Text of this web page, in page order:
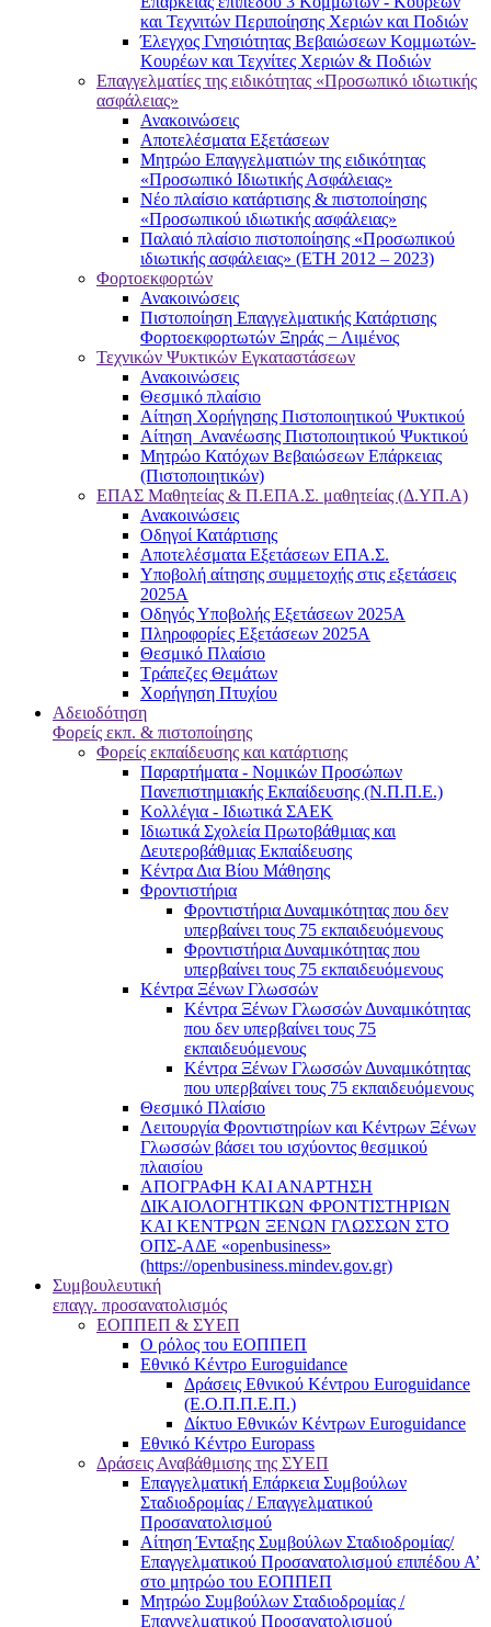
και Τεχνιτών Περιποίησης Χεριών και Ποδιών
Έλεγχος Γνησιότητας Βεβαιώσεων Κομμωτών-
Κουρέων και Τεχνίτες Χεριών & Ποδιών
Επαγγελματίες της ειδικότητας «Προσωπικό ιδιωτικής
ασφάλειας»
Ανακοινώσεις
Αποτελέσματα Εξετάσεων
Μητρώο Επαγγελματιών της ειδικότητας
«Προσωπικό Ιδιωτικής Ασφάλειας»
Νέο πλαίσιο κατάρτισης & πιστοποίησης
«Προσωπικού ιδιωτικής ασφάλειας»
Παλαιό πλαίσιο πιστοποίησης «Προσωπικού
ιδιωτικής ασφάλειας» (ΕΤΗ 2012 – 2023)
Φορτοεκφορτών
Ανακοινώσεις
Πιστοποίηση Επαγγελματικής Κατάρτισης
Φορτοεκφορτωτών Ξηράς − Λιμένος
Τεχνικών Ψυκτικών Εγκαταστάσεων
Ανακοινώσεις
Θεσμικό πλαίσιο
Αίτηση Χορήγησης Πιστοποιητικού Ψυκτικού
Αίτηση Ανανέωσης Πιστοποιητικού Ψυκτικού
Μητρώο Κατόχων Βεβαιώσεων Επάρκειας
(Πιστοποιητικών)
ΕΠΑΣ Μαθητείας & Π.ΕΠΑ.Σ. μαθητείας (Δ.ΥΠ.Α)
Ανακοινώσεις
Oδηγοί Κατάρτισης
Αποτελέσματα Εξετάσεων ΕΠΑ.Σ.
Υποβολή αίτησης συμμετοχής στις εξετάσεις
2025Α
Οδηγός Υποβολής Εξετάσεων 2025A
Πληροφορίες Εξετάσεων 2025Α
Θεσμικό Πλαίσιο
Τράπεζες Θεμάτων
Χορήγηση Πτυχίου
Αδειοδότηση
Φορείς εκπ. & πιστοποίησης
Φορείς εκπαίδευσης και κατάρτισης
Παραρτήματα - Νομικών Προσώπων
Πανεπιστημιακής Εκπαίδευσης (Ν.Π.Π.Ε.)
Κολλέγια - Ιδιωτικά ΣΑΕΚ
Ιδιωτικά Σχολεία Πρωτοβάθμιας και
Δευτεροβάθμιας Εκπαίδευσης
Κέντρα Δια Βίου Μάθησης
Φροντιστήρια
Φροντιστήρια Δυναμικότητας που δεν
υπερβαίνει τους 75 εκπαιδευόμενους
Φροντιστήρια Δυναμικότητας που
υπερβαίνει τους 75 εκπαιδευόμενους
Κέντρα Ξένων Γλωσσών
Kέντρα Ξένων Γλωσσών Δυναμικότητας
που δεν υπερβαίνει τους 75
εκπαιδευόμενους
Kέντρα Ξένων Γλωσσών Δυναμικότητας
που υπερβαίνει τους 75 εκπαιδευόμενους
Θεσμικό Πλαίσιο
Λειτουργία Φροντιστηρίων και Κέντρων Ξένων
Γλωσσών βάσει του ισχύοντος θεσμικού
πλαισίου
ΑΠΟΓΡΑΦΗ ΚΑΙ ΑΝΑΡΤΗΣΗ
ΔΙΚΑΙΟΛΟΓΗΤΙΚΩΝ ΦΡΟΝΤΙΣΤΗΡΙΩΝ
ΚΑΙ ΚΕΝΤΡΩΝ ΞΕΝΩΝ ΓΛΩΣΣΩΝ ΣΤΟ
ΟΠΣ-ΑΔΕ «openbusiness»
(https://openbusiness.mindev.gov.gr)
Συμβουλευτική
επαγγ. προσανατολισμός
ΕΟΠΠΕΠ & ΣΥΕΠ
Ο ρόλος του ΕΟΠΠΕΠ
Εθνικό Κέντρο Euroguidance
Δράσεις Εθνικού Κέντρου Euroguidance
(Ε.Ο.Π.Π.Ε.Π.)
Δίκτυο Εθνικών Κέντρων Euroguidance
Εθνικό Κέντρο Europass
Δράσεις Αναβάθμισης της ΣΥΕΠ
Επαγγελματική Επάρκεια Συμβούλων
Σταδιοδρομίας / Επαγγελματικού
Προσανατολισμού
Αίτηση Ένταξης Συμβούλων Σταδιοδρομίας/
Επαγγελματικού Προσανατολισμού επιπέδου Α’
στο μητρώο του ΕΟΠΠΕΠ
Μητρώο Συμβούλων Σταδιοδρομίας /
Επαγγελματικού Προσανατολισμού